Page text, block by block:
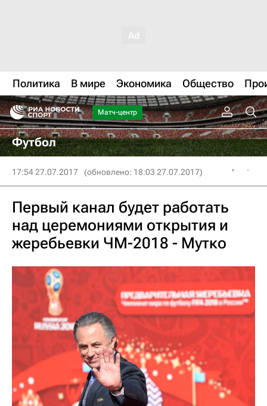
Политика В мире Экономика Общество
Матч-центр
Футбол
17:54 27.07.2017 (обновлено: 18:03 27.07.2017)
Первый канал будет работать
над церемониями открытия и
жеребьевки ЧМ-2018 - Мутко